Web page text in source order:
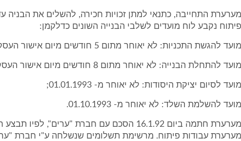
נקבע לוח מועדים לשלבי הבנייה השונים כדלקמן:
להגשת התכניות: לא יאוחר מתום 5 חודשים מיום אישור העסקה;
להתחלת הבנייה: לא יאוחר מתום 8 חודשים מיום אישור העסקה;
לסיום יציקת היסודות: לא יאוחר מ- 01.01.1993;
להשלמת השלד: לא יאוחר מ- 01.10.1993.
המערערת חתמה ביום 16.1.92 הסכם עם חברת "ערים",
עבודות פיתוח. מרשימת תשלומים שנשלחה ע"י חברת